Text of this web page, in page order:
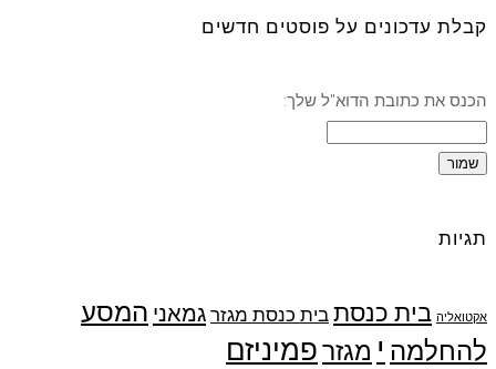
קבלת עדכונים על פוסטים חדשים
הכנס את כתובת הדוא"ל שלך:
תגיות
אקטואליה בית כנסת בית כנסת מגזר גמאני המסע
להחלמה י מגזרפמיניזם